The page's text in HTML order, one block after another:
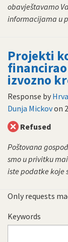
obavještavamo
informacijama u
Projekti
izvozno
Response by
Dunja Mickovon
Refused
Poštovana
smo u privitku
iste podatke koje
Only requests
Keywords